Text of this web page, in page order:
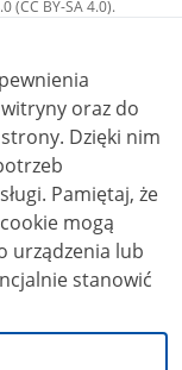
(CC BY-SA 4.0).
zdjęcia, materiały
licencji typu
użycie
4.0 (CC BY-
inaczej.
oraz do
nim
że
mogą
urządzenia lub
stanowić